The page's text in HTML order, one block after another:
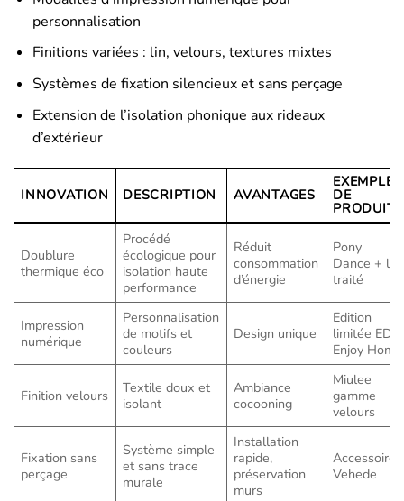
personnalisation
Finitions variées : lin, velours, textures mixtes
Systèmes de fixation silencieux et sans perçage
Extension de l’isolation phonique aux rideaux
d’extérieur
INNOVATION DESCRIPTION AVANTAGES
EXEMPLE
DE
PRODUIT
Doublure
thermique éco
Procédé
écologique pour
isolation haute
performance
Réduit
consommation
d’énergie
Pony
Dance + lin
traité
Impression
numérique
Personnalisation
de motifs et
couleurs
Design unique
Edition
limitée ED
Enjoy Home
Finition velours
Textile doux et
isolant
Ambiance
cocooning
Miulee
gamme
velours
Fixation sans
perçage
Système simple
et sans trace
murale
Installation
rapide,
préservation
murs
Accessoires
Vehede